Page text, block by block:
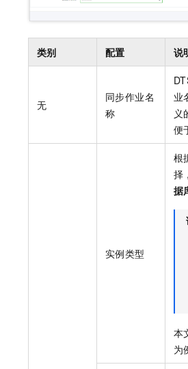
类别 配置 说
无
同步作业名
称
业
义
便
实例类型
根
择
据
本
为